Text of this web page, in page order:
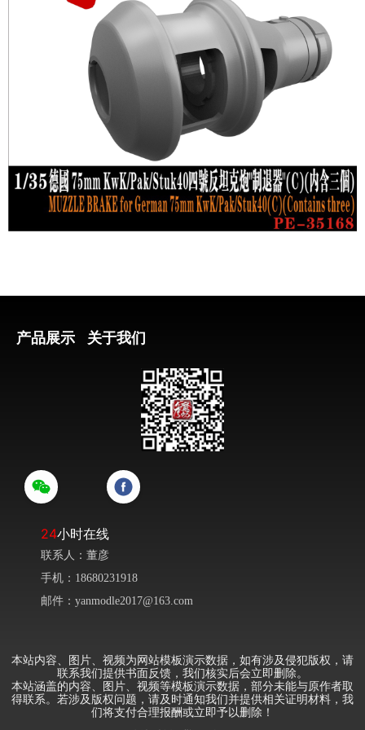
产品展示 关于我们
24小时在线
联系人：董彦
手机：18680231918
邮件：yanmodle2017@163.com
本站内容、图片、视频为网站模板演示数据，如有涉及侵犯版权，请
联系我们提供书面反馈，我们核实后会立即删除。
本站涵盖的内容、图片、视频等模板演示数据，部分未能与原作者取
得联系。若涉及版权问题，请及时通知我们并提供相关证明材料，我
们将支付合理报酬或立即予以删除！